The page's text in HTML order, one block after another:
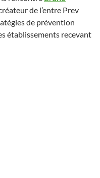
de l’entre Prev
de prévention
établissements recevant